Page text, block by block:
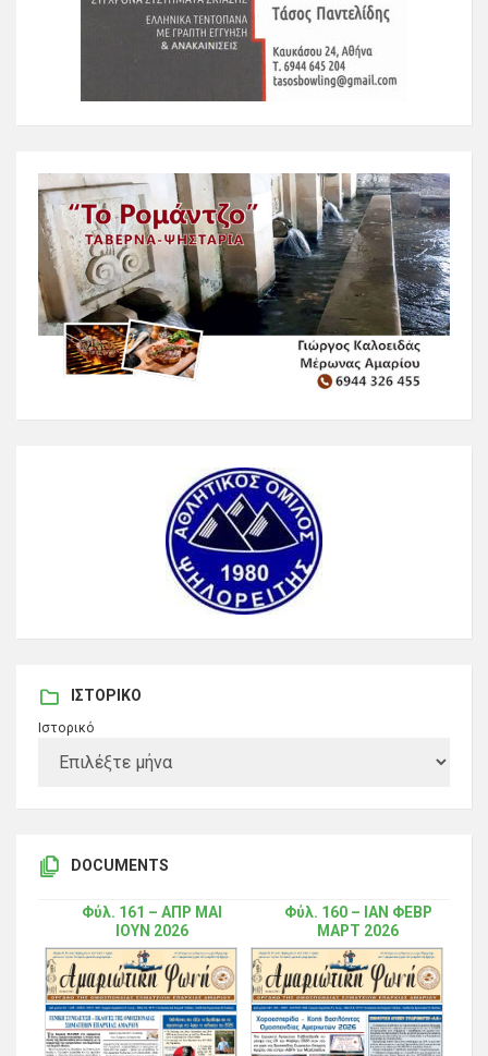
ΙΣΤΟΡΙΚΌ
Ιστορικό
DOCUMENTS
Φύλ. 161 – ΑΠΡ ΜΑΙ
ΙΟΥΝ 2026
Φύλ. 160 – ΙΑΝ ΦΕΒΡ
ΜΑΡΤ 2026